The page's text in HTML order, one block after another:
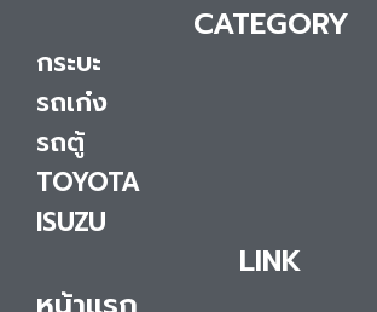
CATEGORY
กระบะ
รถเก๋ง
รถตู้
TOYOTA
ISUZU
LINK